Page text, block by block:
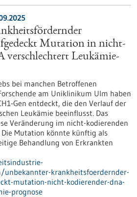
Mutation in nicht-
verschlechtert Leukämie-
bei manchen Betroffenen
am Uniklinikum Ulm haben
Gen entdeckt, die den Verlauf der
Leukämie beeinflusst. Das
Veränderung im nicht-kodierenden
Die Mutation könnte künftig als
Behandlung von Erkrankten
krankheitsfoerdernder-
mutation-nicht-kodierender-dna-
prognose